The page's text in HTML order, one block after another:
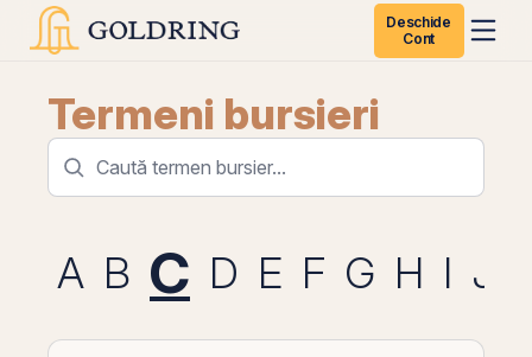
Deschide
Cont
Termeni bursieri
A B C D E F G H I J